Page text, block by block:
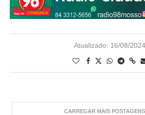
Atualizado: 16/08/2024
CARREGAR MAIS POSTAGENS